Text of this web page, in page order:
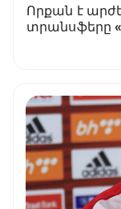
Որքան է
տրանսֆերը